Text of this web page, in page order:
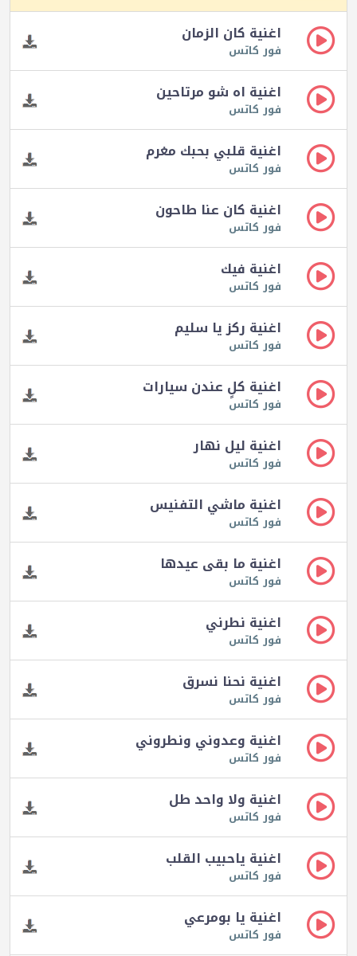
اغنية كان الزمان
فور كاتس
اغنية اه شو مرتاحين
فور كاتس
اغنية قلبي بحبك مغرم
فور كاتس
اغنية كان عنا طاحون
فور كاتس
اغنية فيك
فور كاتس
اغنية ركز يا سليم
فور كاتس
اغنية كلٍ عندن سيارات
فور كاتس
اغنية ليل نهار
فور كاتس
اغنية ماشي التفنيس
فور كاتس
اغنية ما بقى عيدها
فور كاتس
اغنية نطرني
فور كاتس
اغنية نحنا نسرق
فور كاتس
اغنية وعدوني ونطروني
فور كاتس
اغنية ولا واحد طل
فور كاتس
اغنية ياحبيب القلب
فور كاتس
اغنية يا بومرعي
فور كاتس